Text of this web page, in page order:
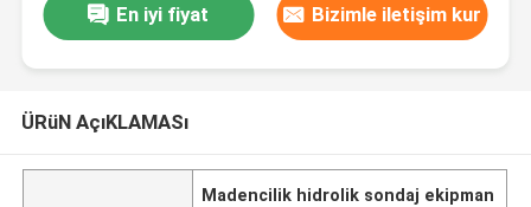
En iyi fiyat Bizimle iletişim kur
ÜRüN AçıKLAMASı
Madencilik hidrolik sondaj ekipman